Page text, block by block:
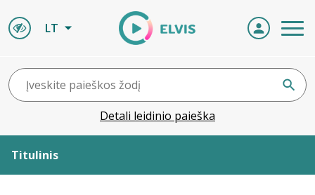
LT
Detali leidinio paieška
Titulinis